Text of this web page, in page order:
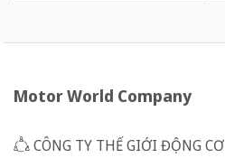
Motor World Company
CÔNG TY THẾ GIỚI ĐỘNG CƠ